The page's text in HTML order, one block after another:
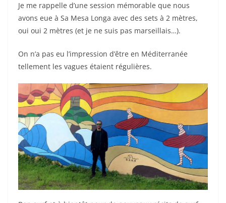
Je me rappelle d’une session mémorable que nous
avons eue à Sa Mesa Longa avec des sets à 2 mètres,
oui oui 2 mètres (et je ne suis pas marseillais…).
On n’a pas eu l’impression d’être en Méditerranée
tellement les vagues étaient régulières.